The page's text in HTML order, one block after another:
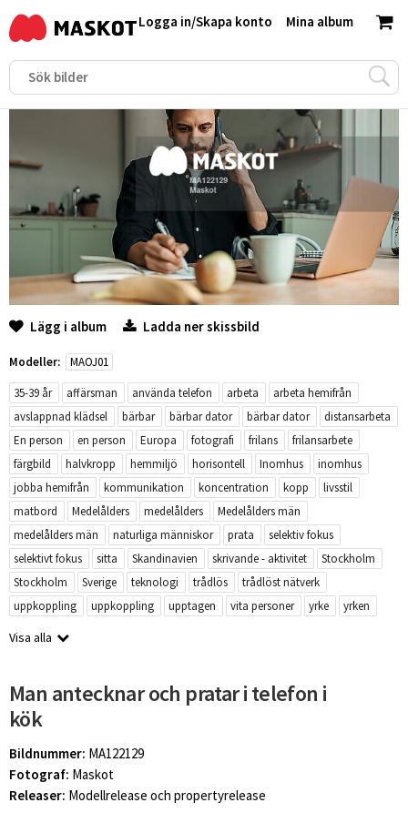
Mina album
Logga in/Skapa konto
Lägg i album Ladda ner skissbild
Modeller:
MAOJ01
35-39 år
affärsman använda telefon arbeta
arbeta hemifrån
avslappnad klädsel
bärbar bärbar dator bärbar dator
distansarbeta
En person
en person Europa fotografi frilans
frilansarbete
färgbild
halvkropp hemmiljö horisontell Inomhus
inomhus
jobba hemifrån
kommunikation koncentration kopp
livsstil
matbord
Medelålders medelålders
Medelålders män
medelålders män
naturliga människor prata
selektiv fokus
selektivt fokus
sitta Skandinavien skrivande - aktivitet
Stockholm
Stockholm
Sverige teknologi trådlös
trådlöst nätverk
uppkoppling
uppkoppling upptagen vita personer yrke yrken
Visa alla
Man antecknar och pratar i telefon i
kök
Bildnummer: MA122129
Fotograf: Maskot
Releaser: Modellrelease och propertyrelease